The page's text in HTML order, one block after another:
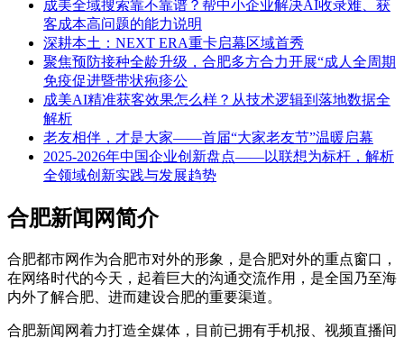
成美全域搜索靠不靠谱？帮中小企业解决AI收录难、获
客成本高问题的能力说明
深耕本土：NEXT ERA重卡启幕区域首秀
聚焦预防接种全龄升级，合肥多方合力开展“成人全周期
免疫促进暨带状疱疹公
成美AI精准获客效果怎么样？从技术逻辑到落地数据全
解析
老友相伴，才是大家——首届“大家老友节”温暖启幕
2025-2026年中国企业创新盘点——以联想为标杆，解析
全领域创新实践与发展趋势
合肥新闻网简介
合肥都市网作为合肥市对外的形象，是合肥对外的重点窗口，
在网络时代的今天，起着巨大的沟通交流作用，是全国乃至海
内外了解合肥、进而建设合肥的重要渠道。
合肥新闻网着力打造全媒体，目前已拥有手机报、视频直播间